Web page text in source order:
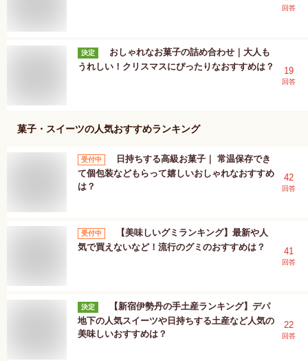
回答
決定
おしゃれなお菓子の詰め合わせ｜大人も
うれしい！クリスマスにぴったりなおすすめは？
19
回答
菓子・スイーツの人気おすすめランキング
受付中
日持ちする高級お菓子｜ 常温保存でき
て個包装などもらって嬉しいおしゃれなおすすめ
は？
42
回答
受付中
【美味しいグミランキング】最新や人
気で買えないなど！流行のグミのおすすめは？
41
回答
決定
【新宿伊勢丹の手土産ランキング】デパ
地下の人気スイーツや日持ちする土産など人気の
美味しいおすすめは？
22
回答